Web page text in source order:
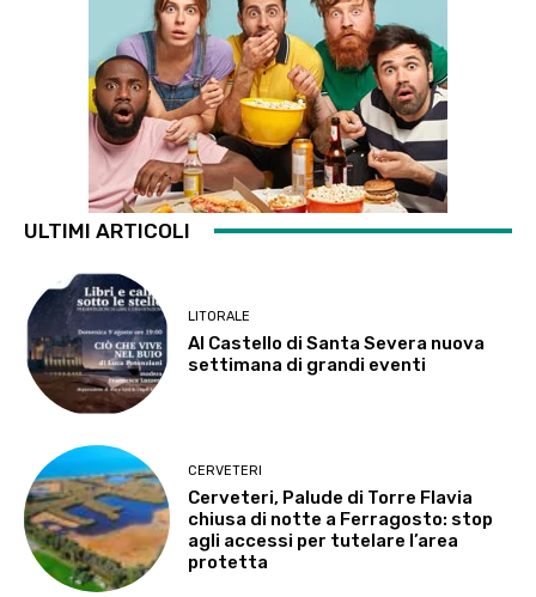
ULTIMI ARTICOLI
LITORALE
Al Castello di Santa Severa nuova
settimana di grandi eventi
CERVETERI
Cerveteri, Palude di Torre Flavia
chiusa di notte a Ferragosto: stop
agli accessi per tutelare l’area
protetta